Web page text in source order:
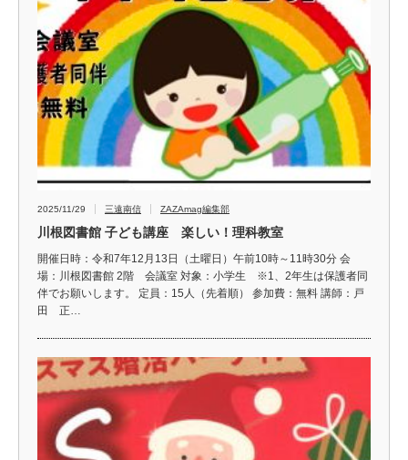
2025/11/29 三遠南信 ZAZAmag編集部
川根図書館 子ども講座 楽しい！理科教室
開催日時：令和7年12月13日（土曜日）午前10時～11時30分 会
場：川根図書館 2階 会議室 対象：小学生 ※1、2年生は保護者同
伴でお願いします。 定員：15人（先着順） 参加費：無料 講師：戸
田 正…